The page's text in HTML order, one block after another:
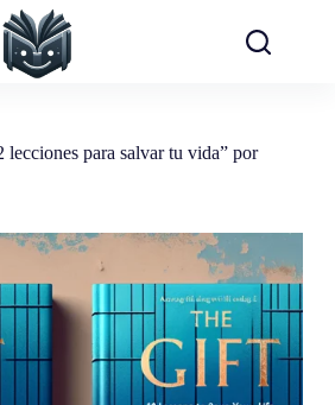
lecciones para salvar tu vida” por